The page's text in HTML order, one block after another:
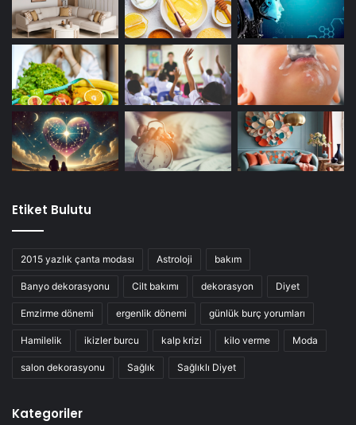
Etiket Bulutu
2015 yazlık çanta modası Astroloji bakım
Banyo dekorasyonu Cilt bakımı dekorasyon Diyet
Emzirme dönemi ergenlik dönemi günlük burç yorumları
Hamilelik ikizler burcu kalp krizi kilo verme Moda
salon dekorasyonu Sağlık Sağlıklı Diyet
Kategoriler